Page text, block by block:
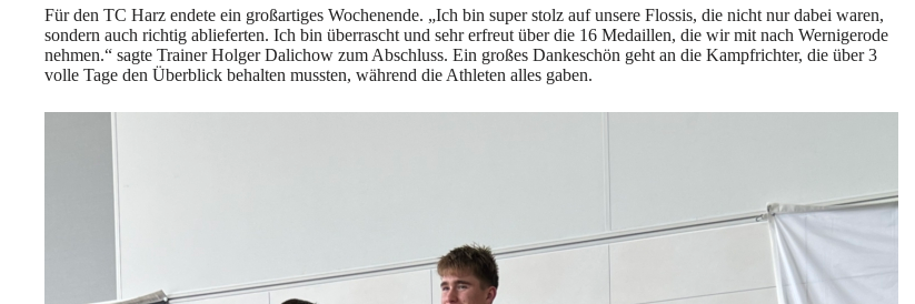
Für den TC Harz endete ein großartiges Wochenende. „Ich bin super stolz auf unsere Flossis, die nicht nur dabei waren,
sondern auch richtig ablieferten. Ich bin überrascht und sehr erfreut über die 16 Medaillen, die wir mit nach Wernigerode
nehmen.“ sagte Trainer Holger Dalichow zum Abschluss. Ein großes Dankeschön geht an die Kampfrichter, die über 3
volle Tage den Überblick behalten mussten, während die Athleten alles gaben.